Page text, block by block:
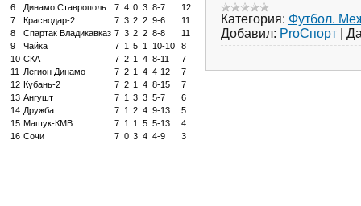
6
Динамо Ставрополь 7 4 0 3 8-7
12
7
Краснодар-2 7 3 2 2 9-6
11
8
Спартак Владикавказ 7 3 2 2 8-8
11
9
Чайка 7 1 5 1 10-10
8
10 СКА 7 2 1 4 8-11
7
11
Легион Динамо 7 2 1 4 4-12
7
12 Кубань-2 7 2 1 4 8-15
7
13 Ангушт 7 1 3 3 5-7
6
14 Дружба 7 1 2 4 9-13
5
15 Машук-КМВ 7 1 1 5 5-13
4
16 Сочи 7 0 3 4 4-9 3
Категория: Футбол.
Добавил: ProСпорт